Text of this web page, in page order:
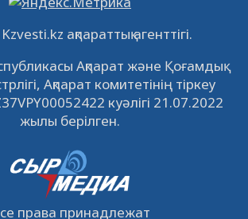
в Кызылорде 22
14939 0
ақпараттық агенттігі.
Ақпарат және Қоғамдық
Ақпарат комитетінің тіркеу
куәлігі 21.07.2022
жылы берілген.
права принадлежат